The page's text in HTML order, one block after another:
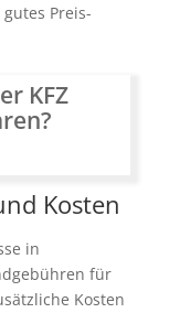
Preis-
KFZ
Kosten
in
für
Kosten